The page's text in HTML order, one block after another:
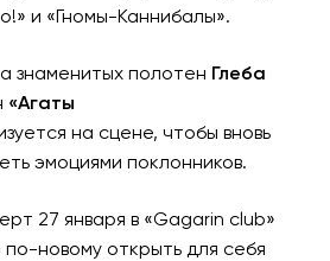
и «Гномы-Каннибалы».
знаменитых полотен Глеба
«Агаты
на сцене, чтобы вновь
эмоциями поклонников.
27 января в «Gagarin club»
по-новому открыть для себя